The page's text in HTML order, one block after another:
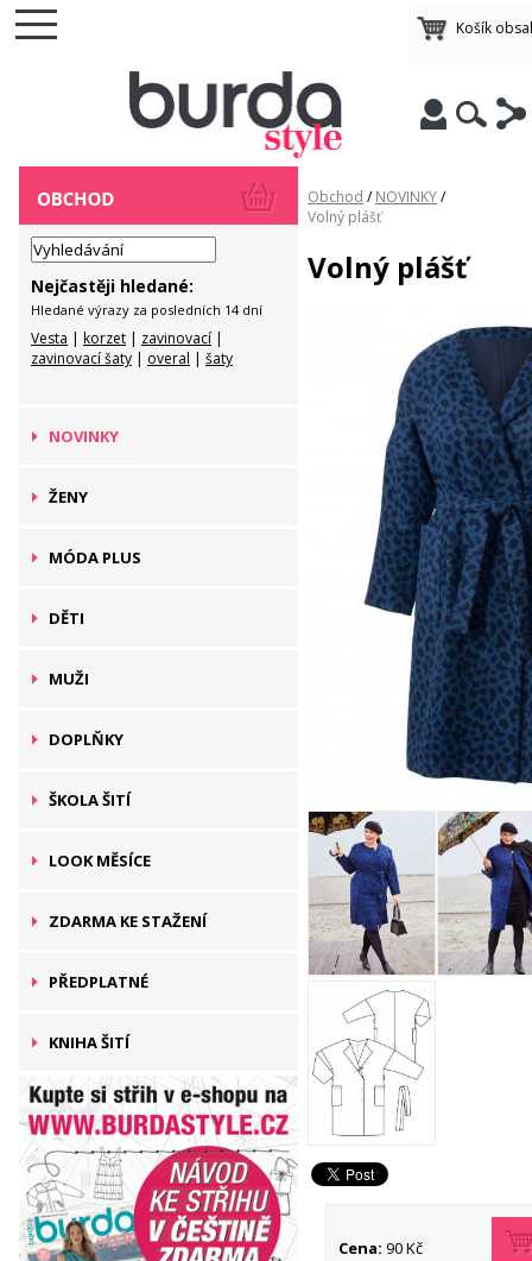
Košík
Nejčastěji hledané:
Hledané výrazy za posledních 14 dní
Vesta | korzet | zavinovací |
zavinovací šaty | overal | šaty
NOVINKY
ŽENY
MÓDA PLUS
DĚTI
MUŽI
DOPLŇKY
ŠKOLA ŠITÍ
LOOK MĚSÍCE
ZDARMA KE STAŽENÍ
PŘEDPLATNÉ
KNIHA ŠITÍ
Obchod / NOVINKY/
Volný plášť
Volný plášť
Cena: 90 Kč